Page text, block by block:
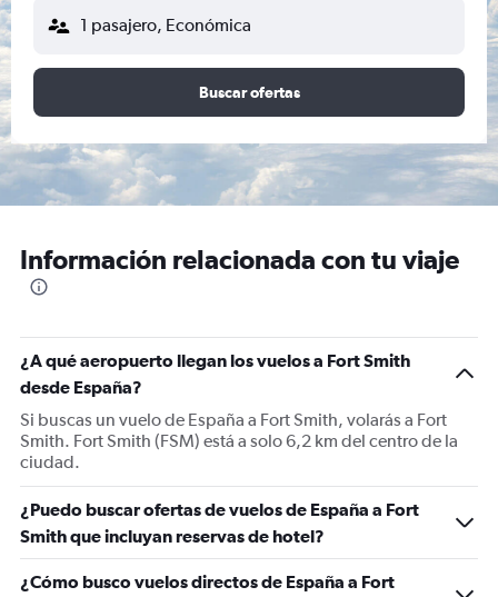
1 pasajero, Económica
Buscar ofertas
Información relacionada con tu viaje
¿A qué aeropuerto llegan los vuelos a Fort Smith
desde España?
Si buscas un vuelo de España a Fort Smith, volarás a Fort
Smith. Fort Smith (FSM) está a solo 6,2 km del centro de la
ciudad.
¿Puedo buscar ofertas de vuelos de España a Fort
Smith que incluyan reservas de hotel?
¿Cómo busco vuelos directos de España a Fort